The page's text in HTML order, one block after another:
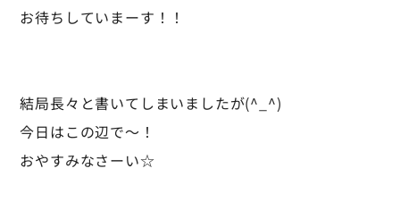
お待ちしていまーす！！
結局長々と書いてしまいましたが(^_^)
今日はこの辺で～！
おやすみなさーい☆